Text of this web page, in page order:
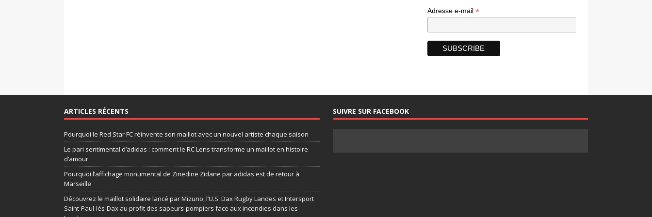
Adresse e-mail *
ARTICLES RÉCENTS
Pourquoi le Red Star FC réinvente son maillot avec un nouvel artiste chaque saison
Le pari sentimental d’adidas : comment le RC Lens transforme un maillot en histoire
d’amour
Pourquoi l’affichage monumental de Zinedine Zidane par adidas est de retour à
Marseille
Découvrez le maillot solidaire lancé par Mizuno, l’U.S. Dax Rugby Landes et Intersport
Saint-Paul-lès-Dax au profit des sapeurs-pompiers face aux incendies dans les
SUIVRE SUR FACEBOOK